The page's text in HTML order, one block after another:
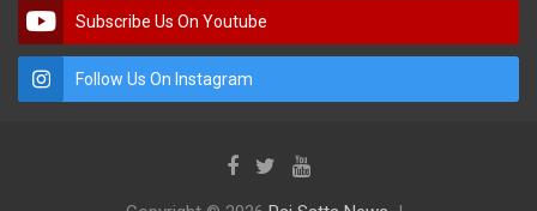
Subscribe Us On Youtube
Follow Us On Instagram